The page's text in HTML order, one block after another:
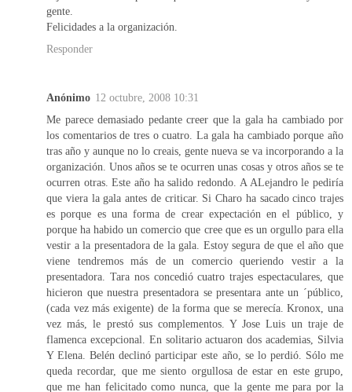
gente.
Felicidades a la organización.
Responder
Anónimo 12 octubre, 2008 10:31
Me parece demasiado pedante creer que la gala ha cambiado por
los comentarios de tres o cuatro. La gala ha cambiado porque año
tras año y aunque no lo creais, gente nueva se va incorporando a la
organización. Unos años se te ocurren unas cosas y otros años se te
ocurren otras. Este año ha salido redondo. A ALejandro le pediría
que viera la gala antes de criticar. Si Charo ha sacado cinco trajes
es porque es una forma de crear expectación en el público, y
porque ha habido un comercio que cree que es un orgullo para ella
vestir a la presentadora de la gala. Estoy segura de que el año que
viene tendremos más de un comercio queriendo vestir a la
presentadora. Tara nos concedió cuatro trajes espectaculares, que
hicieron que nuestra presentadora se presentara ante un ´público,
(cada vez más exigente) de la forma que se merecía. Kronox, una
vez más, le prestó sus complementos. Y Jose Luis un traje de
flamenca excepcional. En solitario actuaron dos academias, Silvia
Y Elena. Belén declinó participar este año, se lo perdió. Sólo me
queda recordar, que me siento orgullosa de estar en este grupo,
que me han felicitado como nunca, que la gente me para por la